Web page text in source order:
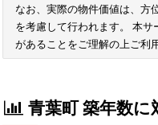
なお、実際の物件価値は、方
を考慮して行われます。 本
があることをご理解の上ご利
青葉町 築年数に